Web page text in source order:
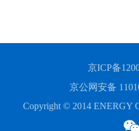
京ICP备
京公网安备
Copyright © 2014 ENERGY